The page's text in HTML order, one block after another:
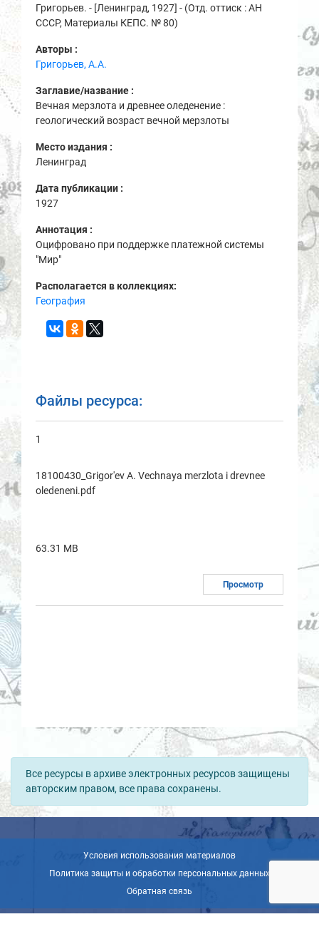
Григорьев. - [Ленинград, 1927] - (Отд. оттиск : АН
СССР, Материалы КЕПС. № 80)
Авторы :
Григорьев, А.А.
Заглавие/название :
Вечная мерзлота и древнее оледенение :
геологический возраст вечной мерзлоты
Место издания :
Ленинград
Дата публикации :
1927
Аннотация :
Оцифровано при поддержке платежной системы
"Мир"
Располагается в коллекциях:
География
Файлы ресурса:
1
18100430_Grigor'ev A. Vechnaya merzlota i drevnee
oledeneni.pdf
63.31 MB
Просмотр
Все ресурсы в архиве электронных ресурсов защищены
авторским правом, все права сохранены.
Условия использования материалов
Политика защиты и обработки персональных данных
Обратная связь